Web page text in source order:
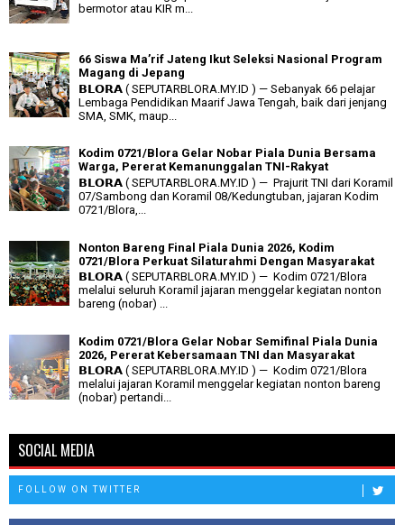
bermotor atau KIR m...
66 Siswa Ma’rif Jateng Ikut Seleksi Nasional Program
Magang di Jepang
𝗕𝗟𝗢𝗥𝗔 ( SEPUTARBLORA.MY.ID ) — Sebanyak 66 pelajar
Lembaga Pendidikan Maarif Jawa Tengah, baik dari jenjang
SMA, SMK, maup...
Kodim 0721/Blora Gelar Nobar Piala Dunia Bersama
Warga, Pererat Kemanunggalan TNI-Rakyat
𝗕𝗟𝗢𝗥𝗔 ( SEPUTARBLORA.MY.ID ) — Prajurit TNI dari Koramil
07/Sambong dan Koramil 08/Kedungtuban, jajaran Kodim
0721/Blora,...
Nonton Bareng Final Piala Dunia 2026, Kodim
0721/Blora Perkuat Silaturahmi Dengan Masyarakat
𝗕𝗟𝗢𝗥𝗔 ( SEPUTARBLORA.MY.ID ) — Kodim 0721/Blora
melalui seluruh Koramil jajaran menggelar kegiatan nonton
bareng (nobar) ...
Kodim 0721/Blora Gelar Nobar Semifinal Piala Dunia
2026, Pererat Kebersamaan TNI dan Masyarakat
𝗕𝗟𝗢𝗥𝗔 ( SEPUTARBLORA.MY.ID ) — Kodim 0721/Blora
melalui jajaran Koramil menggelar kegiatan nonton bareng
(nobar) pertandi...
SOCIAL MEDIA
FOLLOW ON TWITTER